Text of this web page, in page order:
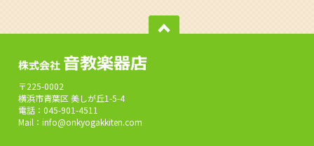
〒225-0002
横浜市青葉区 美しが丘1-5-4
電話：045-901-4511
Mail：info@onkyogakkiten.com